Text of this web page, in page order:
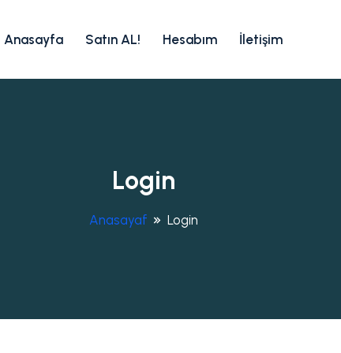
Anasayfa Satın AL! Hesabım İletişim
Login
Anasayaf Login